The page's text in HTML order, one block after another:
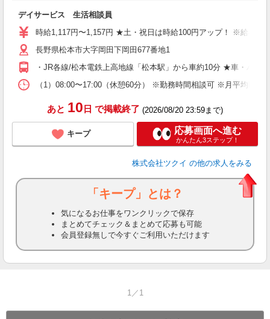
デイサービス 生活相談員
時給1,117円〜1,157円 ★土・祝日は時給100円アップ！ ※給与幅
長野県松本市大字岡田下岡田677番地1
・JR各線/松本電鉄上高地線「松本駅」から車約10分 ★車・バイ
（1）08:00〜17:00（休憩60分） ※勤務時間相談可 ※月平均時
あと 10 日 で掲載終了 (2026/08/20 23:59まで)
キープ 応募画面へ進む
かんたん3ステップ！
株式会社ツクイ の他の求人をみる
「キープ」とは？
気になるお仕事をワンクリックで保存
まとめてチェック＆まとめて応募も可能
会員登録無しで今すぐご利用いただけます
1／1